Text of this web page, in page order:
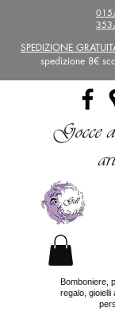
SPEDIZIONE
spedizione 8€
Gocce
Bomboniere,
regalo, gioielli